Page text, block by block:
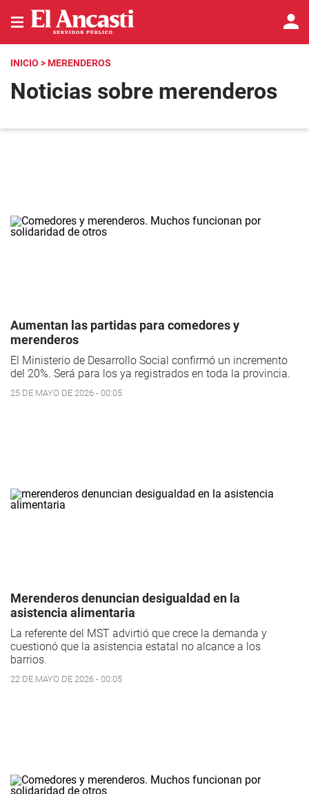
INICIO > MERENDEROS
Noticias sobre merenderos
Aumentan las partidas para comedores y
merenderos
El Ministerio de Desarrollo Social confirmó un incremento
del 20%. Será para los ya registrados en toda la provincia.
25 DE MAYO DE 2026 - 00:05
Merenderos denuncian desigualdad en la
asistencia alimentaria
La referente del MST advirtió que crece la demanda y
cuestionó que la asistencia estatal no alcance a los
barrios.
22 DE MAYO DE 2026 - 00:05